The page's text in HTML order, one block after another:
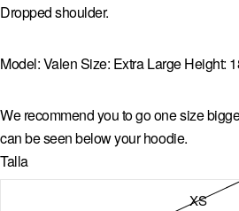
NOVEDADES
PLAYERS
THIS IS VIGY
Dropped shoulder.
Model: Valen Size: Extra Large Height:
We recommend you to go one size
can be seen below your hoodie.
Talla
XS